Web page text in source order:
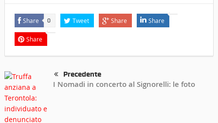
Share 0 Tweet Share Share
Share
Precedente
I Nomadi in concerto al Signorelli: le foto